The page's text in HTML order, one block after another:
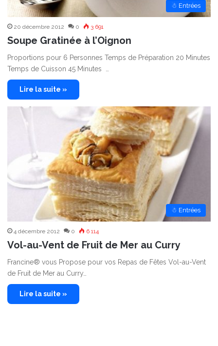
☃ Entrées
20 décembre 2012 0 3 691
Soupe Gratinée à l’Oignon
Proportions pour 6 Personnes Temps de Préparation 20 Minutes
Temps de Cuisson 45 Minutes …
Lire la suite »
☃ Entrées
4 décembre 2012 0 6 114
Vol-au-Vent de Fruit de Mer au Curry
Francine® vous Propose pour vos Repas de Fêtes Vol-au-Vent
de Fruit de Mer au Curry…
Lire la suite »